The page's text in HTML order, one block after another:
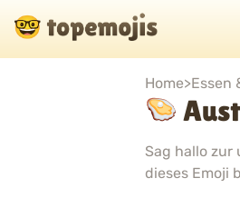
Home>Essen
Sag hallo zur
dieses Emoji